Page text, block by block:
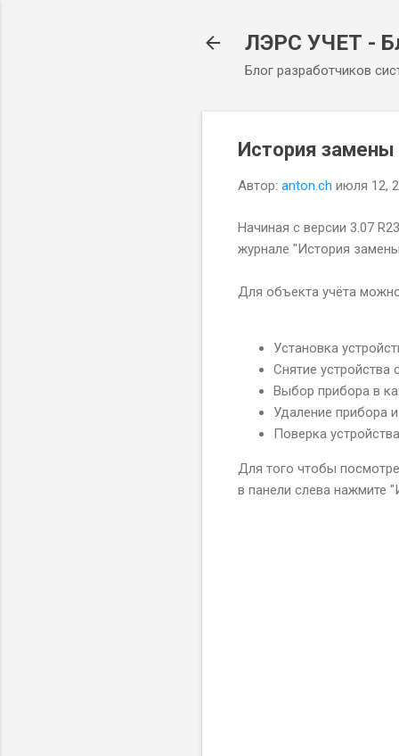
ЛЭРС УЧЕТ -
Блог разработчиков
История
Автор: anton.ch июля 12,
Начиная с версии 3.07
журнале "История
Для объекта учёта
Установка
Снятие устройства
Выбор прибора в
Удаление прибора
Поверка
Для того чтобы
в панели слева нажмите